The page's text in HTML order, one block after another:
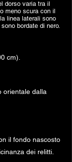
dorso varia tra il
meno scura con il
linea laterali sono
bordate di nero.
cm).
orientale dalla
il fondo nascosto
dei relitti.